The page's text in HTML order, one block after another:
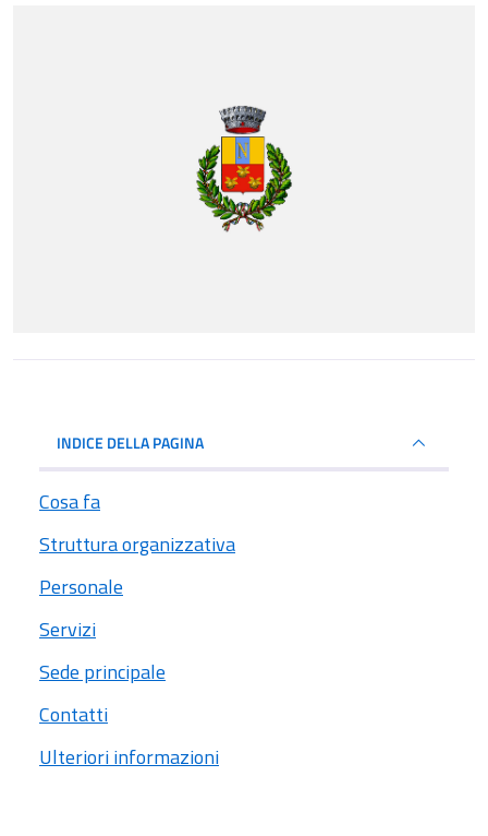
INDICE DELLA PAGINA
Cosa fa
Struttura organizzativa
Personale
Servizi
Sede principale
Contatti
Ulteriori informazioni